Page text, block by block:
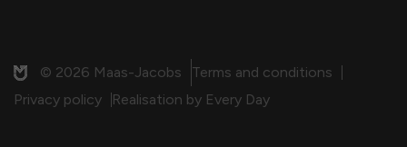
© 2026 Maas-Jacobs
Terms and conditions
Privacy policy
Realisation by Every Day